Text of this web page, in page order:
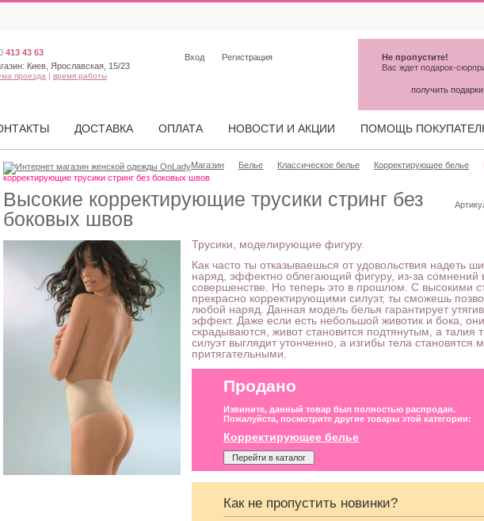
Высокие корректирующие трусики стринг без
боковых швов
Трусики, моделирующие фигуру.
Как часто ты отказываешься от удовольствия надеть
наряд, эффектно облегающий фигуру, из-за сомнений
совершенстве. Но теперь это в прошлом. С высокими
прекрасно корректирующими силуэт, ты сможешь
любой наряд. Данная модель белья гарантирует
эффект. Даже если есть небольшой животик и бока,
скрадываются, живот становится подтянутым, а талия
силуэт выглядит утонченно, а изгибы тела становятся
притягательными.
Продано
Извините, данный товар был полностью распродан.
Пожалуйста, посмотрите другие товары этой категории:
Корректирующее белье
Перейти в каталог
Как не пропустить новинки?
Магазин Белье Классическое белье Корректирующее белье
корректирующие трусики стринг без боковых швов
413 43 63
Киев, Ярославская, 15/23
проезда | время работы
Вход Регистрация
ДОСТАВКА ОПЛАТА НОВОСТИ И АКЦИИ ПОМОЩЬ
Не пропустите!
Вас ждет подарок-
получить подарки